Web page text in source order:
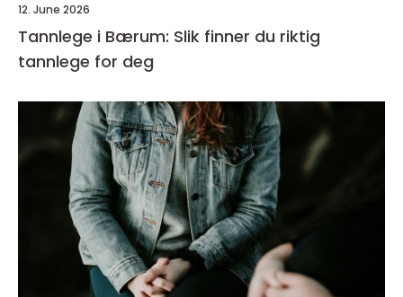
12. June 2026
Tannlege i Bærum: Slik finner du riktig
tannlege for deg